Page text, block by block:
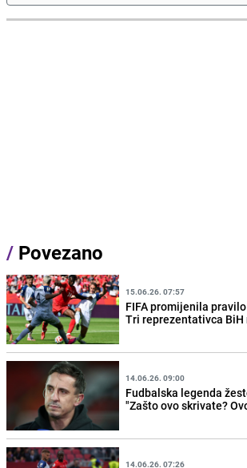
/ Povezano
15.06.26. 07:57
FIFA promijenila
Tri reprezentativca
14.06.26. 09:00
Fudbalska legenda
"Zašto ovo skrivate?
14.06.26. 07:26